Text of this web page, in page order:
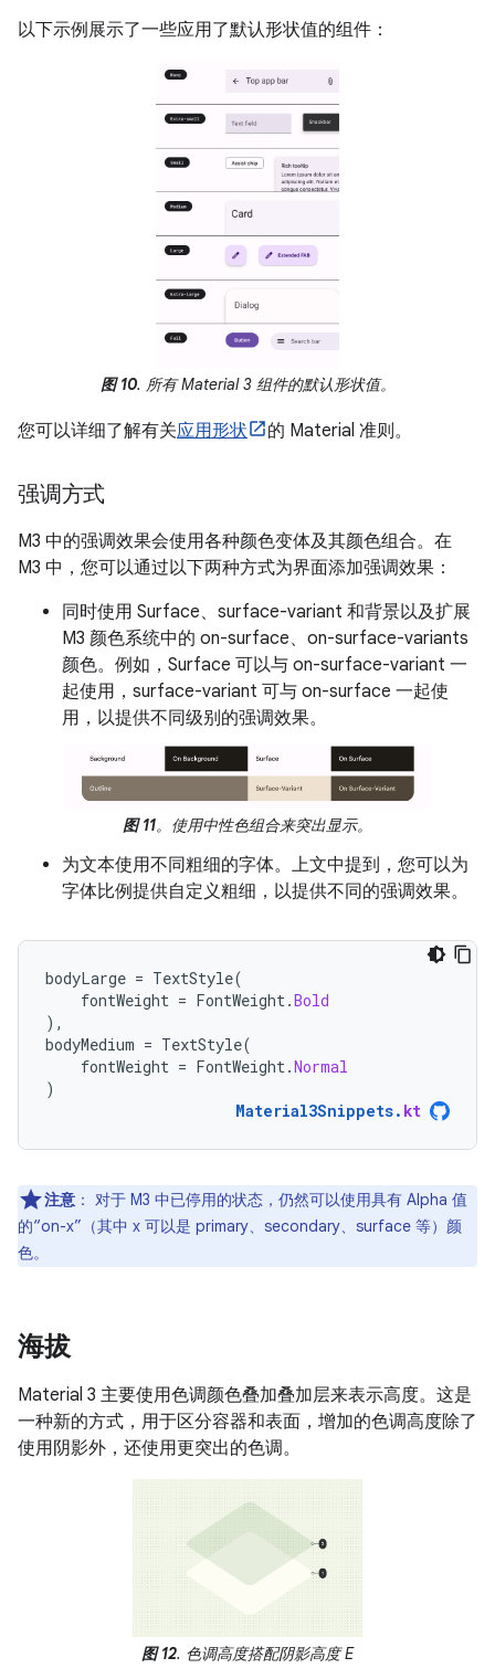
以下示例展示了一些应用了默认形状值的组件：
图 10. 所有 Material 3 组件的默认形状值。
您可以详细了解有关应用形状 的 Material 准则。
强调方式
M3 中的强调效果会使用各种颜色变体及其颜色组合。在
M3 中，您可以通过以下两种方式为界面添加强调效果：
同时使用 Surface、surface-variant 和背景以及扩展
M3 颜色系统中的 on-surface、on-surface-variants
颜色。例如，Surface 可以与 on-surface-variant 一
起使用，surface-variant 可与 on-surface 一起使
用，以提供不同级别的强调效果。
图 11。使用中性色组合来突出显示。
为文本使用不同粗细的字体。上文中提到，您可以为
字体比例提供自定义粗细，以提供不同的强调效果。
bodyLarge = TextStyle(
fontWeight = FontWeight .Bold
),
bodyMedium = TextStyle(
fontWeight = FontWeight .Normal
)
Material3Snippets. kt
注意 ： 对于 M3 中已停用的状态，仍然可以使用具有 Alpha 值
的“on-x”（其中 x 可以是 primary、secondary、surface 等）颜
色。
海拔
Material 3 主要使用色调颜色叠加叠加层来表示高度。这是
一种新的方式，用于区分容器和表面，增加的色调高度除了
使用阴影外，还使用更突出的色调。
图 12. 色调高度搭配阴影高度 E